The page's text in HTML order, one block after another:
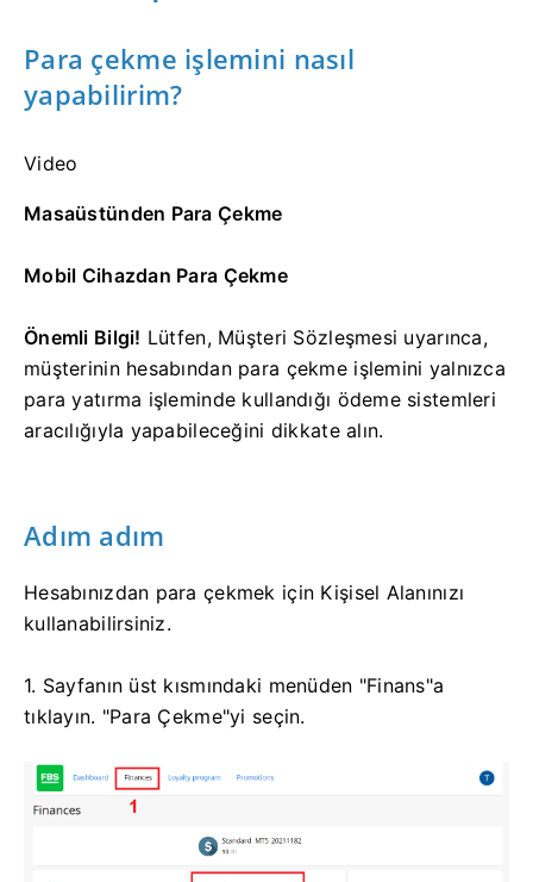
Para çekme işlemini nasıl
yapabilirim?
Video
Masaüstünden Para Çekme
Mobil Cihazdan Para Çekme
Önemli Bilgi! Lütfen, Müşteri Sözleşmesi uyarınca,
müşterinin hesabından para çekme işlemini yalnızca
para yatırma işleminde kullandığı ödeme sistemleri
aracılığıyla yapabileceğini dikkate alın.
Adım adım
Hesabınızdan para çekmek için Kişisel Alanınızı
kullanabilirsiniz.
1. Sayfanın üst kısmındaki menüden "Finans"a
tıklayın. "Para Çekme"yi seçin.